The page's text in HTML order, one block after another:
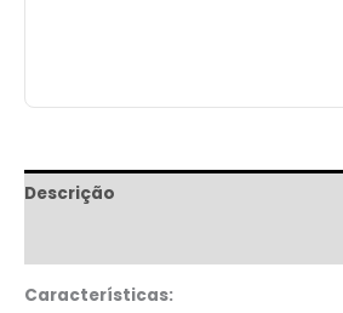
Descrição
Características: